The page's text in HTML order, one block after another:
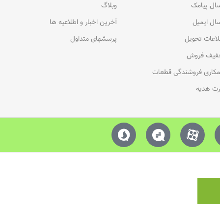
پیامک
ایمیل
تحویل
فروش
فروشندگی قطعات
هدیه
وبلاگ
آخرین اخبار و اطلاعیه ها
پرسشهای متداول